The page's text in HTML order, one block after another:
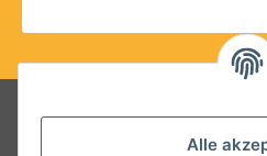
Alle
Folgt uns auf